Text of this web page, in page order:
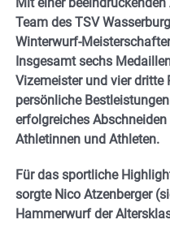
Team des TSV
Winterwurf-
Insgesamt sechs
Vizemeister und vier
persönliche
erfolgreiches Abschneiden
Athletinnen und Athleten.
Für das sportliche
sorgte Nico Atzenberger
Hammerwurf der